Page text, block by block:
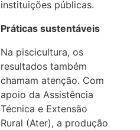
instituições públicas.
Práticas sustentáveis
Na piscicultura, os
resultados também
chamam atenção. Com
apoio da Assistência
Técnica e Extensão
Rural (Ater), a produção